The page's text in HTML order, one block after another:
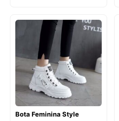
Bota Feminina Style